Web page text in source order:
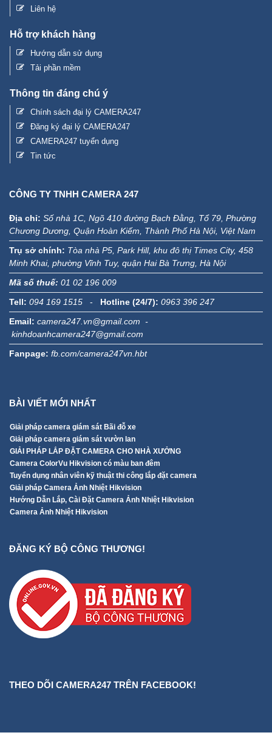
Liên hệ
Hỗ trợ khách hàng
Hướng dẫn sử dụng
Tải phần mềm
Thông tin đáng chú ý
Chính sách đại lý CAMERA247
Đăng ký đại lý CAMERA247
CAMERA247 tuyển dụng
Tin tức
CÔNG TY TNHH CAMERA 247
Địa chỉ: Số nhà 1C, Ngõ 410 đường Bạch Đằng, Tổ 79, Phường
Chương Dương, Quận Hoàn Kiếm, Thành Phố Hà Nội, Việt Nam
Trụ sở chính: Tòa nhà P5, Park Hill, khu đô thị Times City, 458
Minh Khai, phường Vĩnh Tuy, quận Hai Bà Trưng, Hà Nội
Mã số thuế: 01 02 196 009
Tell: 094 169 1515 - Hotline (24/7): 0963 396 247
Email: camera247.vn@gmail.com -
kinhdoanhcamera247@gmail.com
Fanpage: fb.com/camera247vn.hbt
BÀI VIẾT MỚI NHẤT
Giải pháp camera giám sát Bãi đỗ xe
Giải pháp camera giám sát vườn lan
GIẢI PHÁP LẮP ĐẶT CAMERA CHO NHÀ XƯỞNG
Camera ColorVu Hikvision có màu ban đêm
Tuyển dụng nhân viên kỹ thuật thi công lắp đặt camera
Giải pháp Camera Ảnh Nhiệt Hikvision
Hướng Dẫn Lắp, Cài Đặt Camera Ảnh Nhiệt Hikvision
Camera Ảnh Nhiệt Hikvision
ĐĂNG KÝ BỘ CÔNG THƯƠNG!
THEO DÕI CAMERA247 TRÊN FACEBOOK!